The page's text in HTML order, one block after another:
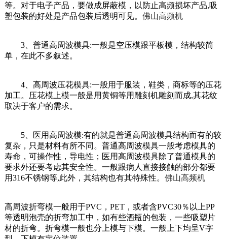
等。对于电子产品，要做成屏蔽模，以防止高频损坏产品,吸
塑包装的好处是产品包装后透明可见。 佛山高频机
3、普通高周波模具:一般是空压模跟平板模，结构较简
单，在此不多叙述。
4、高周波压花模具:一般用于服装，鞋类，商标等的压花
加工。压花模上模一般是用黄铜等用雕刻机雕刻而成,其花纹
取决于客户的需求。
5、医用高周波模:有的就是普通高周波模具结构而有的较
复杂，只是材料有所不同。普通高周波模具一般考虑模具的
寿命，可操作性，导电性；医用高周波模具除了普通模具的
要求外还要考虑其安全性。一般跟病人直接接触的部分都要
用316不锈钢等,此外，其结构也有其特殊性。 佛山高频机
高周波折弯模一般用于PVC，PET，或者含PVC30％以上PP
等透明泡壳的折弯加工中，如有些酒瓶的包装，一些吸塑片
材的折弯。折弯模一般也分上模与下模。一般上下均呈V字